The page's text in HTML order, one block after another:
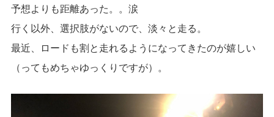
予想よりも距離あった。。涙
行く以外、選択肢がないので、淡々と走る。
最近、ロードも割と走れるようになってきたのが嬉しい
（ってもめちゃゆっくりですが）。